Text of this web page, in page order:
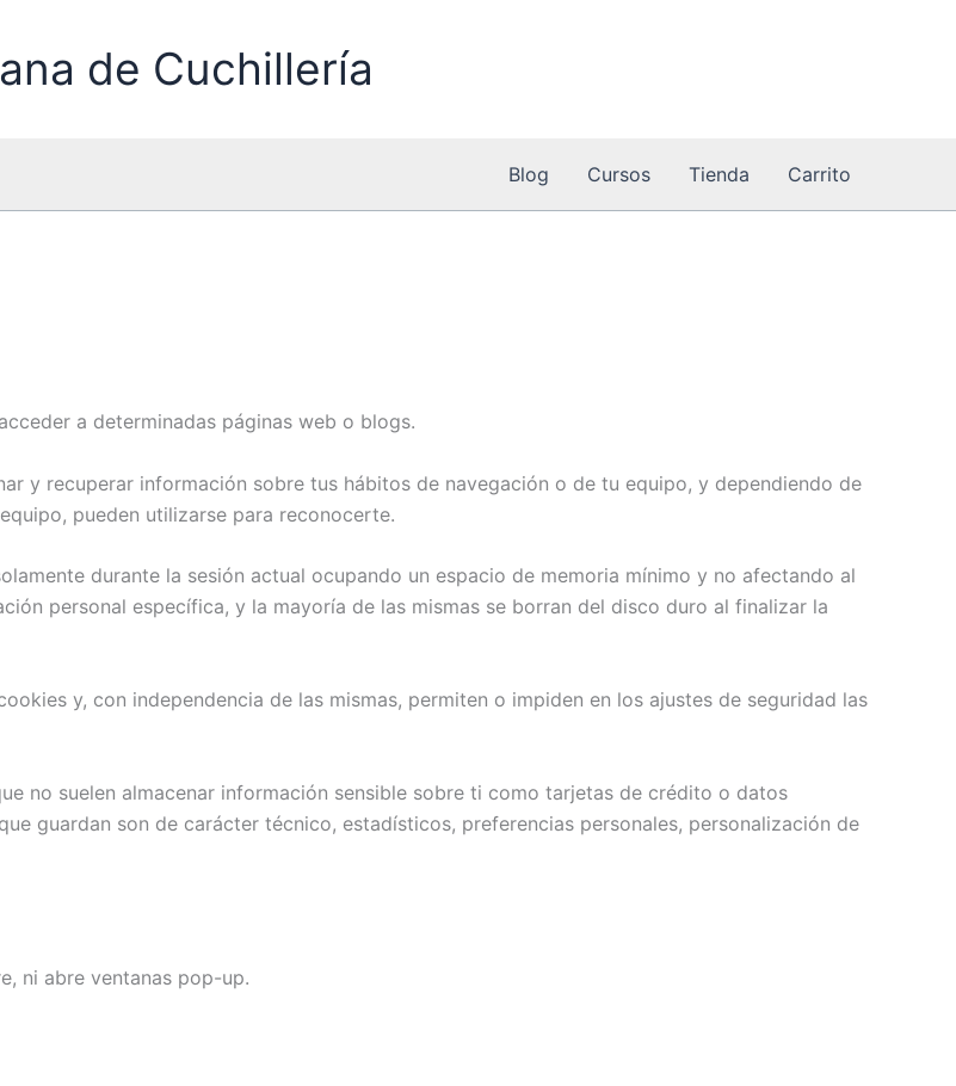
de Cuchillería
Blog Cursos Tienda Carrito
a determinadas páginas web o blogs.
y recuperar información sobre tus hábitos de navegación o de tu equipo, y dependiendo de
pueden utilizarse para reconocerte.
durante la sesión actual ocupando un espacio de memoria mínimo y no afectando al
personal específica, y la mayoría de las mismas se borran del disco duro al finalizar la
y, con independencia de las mismas, permiten o impiden en los ajustes de seguridad las
no suelen almacenar información sensible sobre ti como tarjetas de crédito o datos
guardan son de carácter técnico, estadísticos, preferencias personales, personalización de
ni abre ventanas pop-up.